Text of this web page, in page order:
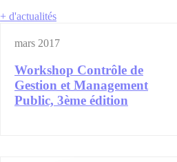
+ d'actualités
mars 2017
Workshop Contrôle de
Gestion et Management
Public, 3ème édition